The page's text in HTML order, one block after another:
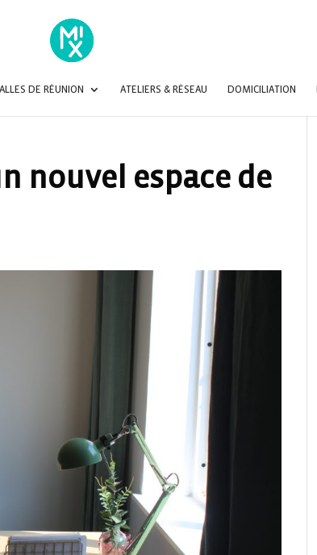
DE RÉUNION ATELIERS & RÉSEAU DOMICILIATION
nouvel espace de